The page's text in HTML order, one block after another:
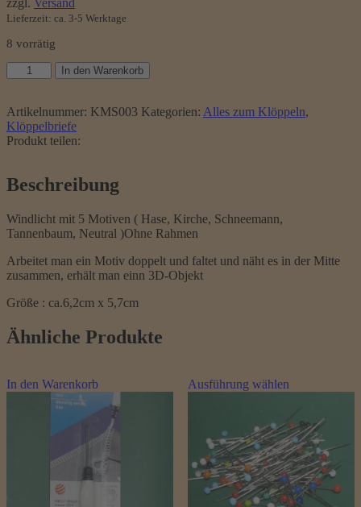
zzgl. Versand
Lieferzeit: ca. 3-5 Werktage
8 vorrätig
Klöppelbrief
Windlicht
Rahmen
)
Menge
In den Warenkorb
Artikelnummer: KMS003 Kategorien: Alles zum Klöppeln,
Klöppelbriefe
Produkt teilen:
Beschreibung
Windlicht mit 5 Motiven ( Hase, Kirche, Schneemann,
Tannenbaum, Neutral )Ohne Rahmen
Arbeitet man ein Motiv doppelt und faltet und näht es in der Mitte
zusammen, erhält man einn 3D-Objekt
Größe : ca.6,2cm x 5,7cm
Ähnliche Produkte
In den Warenkorb Ausführung wählenProdukt
Varianten
auf.
Die
Optionen
können
auf